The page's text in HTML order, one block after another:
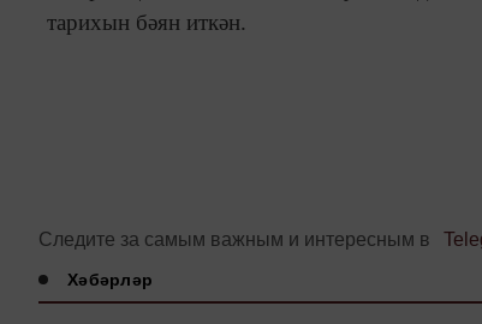
тарихын бәян иткән.
Следите за самым важным и интересным в
Хәбәрләр